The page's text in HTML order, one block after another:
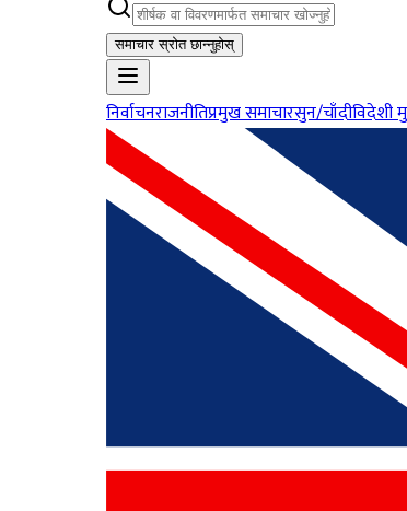
समाचार स्रोत छान्नुहोस्
निर्वाचनराजनीतिप्रमुख समाचारसुन/चाँदीविदेशी